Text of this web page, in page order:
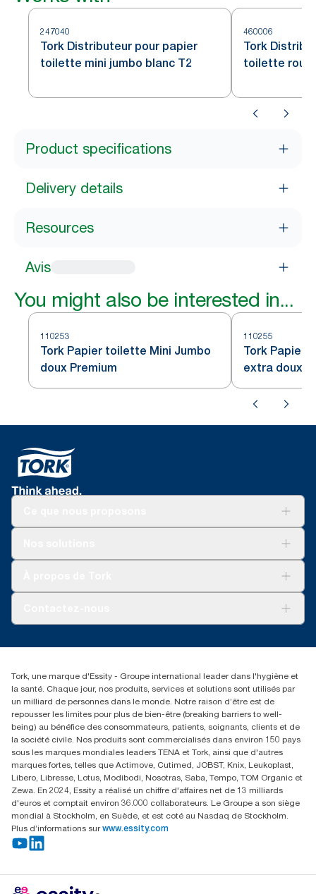
247040
Tork Distributeur pour papier
toilette mini jumbo blanc T2
460006
Tork
toilette
Product specifications
Delivery details
Resources
Avis
You might also be interested in...
110253
Tork Papier toilette Mini Jumbo
doux Premium
110255
Tork Papier
extra doux
Reclamation pour distributeurs
+41 (0)848/810152
Essity Switzerland AG
Parkstraße 1b
6214 Schenkon
Lundi-jeudi 8:00-16:30 | Vendredi 8:00-15:00
GLN: 7609999000928
Tork, une marque d'Essity - Groupe international leader dans l'hygiène et
la santé. Chaque jour, nos produits, services et solutions sont utilisés par
un milliard de personnes dans le monde. Notre raison d’être est de
repousser les limites pour plus de bien-être (breaking barriers to well-
being) au bénéfice des consommateurs, patients, soignants, clients et de
la société civile. Nos produits sont commercialisés dans environ 150 pays
sous les marques mondiales leaders TENA et Tork, ainsi que d'autres
marques fortes, telles que Actimove, Cutimed, JOBST, Knix, Leukoplast,
Libero, Libresse, Lotus, Modibodi, Nosotras, Saba, Tempo, TOM Organic et
Zewa. En 2024, Essity a réalisé un chiffre d'affaires net de 13 milliards
d'euros et comptait environ 36.000 collaborateurs. Le Groupe a son siège
mondial à Stockholm, en Suède, et est coté au Nasdaq de Stockholm.
Plus d’informations sur www.essity.com